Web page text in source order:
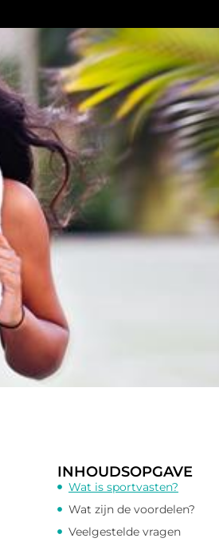
INHOUDSOPGAVE
Wat is sportvasten?
Wat zijn de voordelen?
Veelgestelde vragen